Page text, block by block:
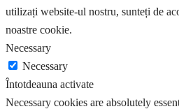
utilizați website-ul nostru, sunteți de
noastre cookie.
Necessary
Necessary
Întotdeauna activate
Necessary cookies are absolutely